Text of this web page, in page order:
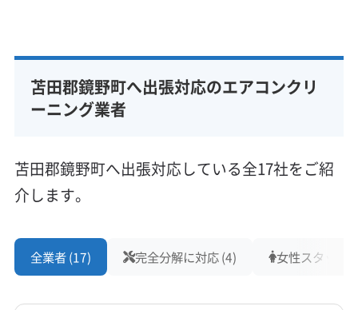
苫田郡鏡野町へ出張対応のエアコンクリ
ーニング業者
苫田郡鏡野町へ出張対応している全17社をご紹
介します。
全業者 (17) 完全分解に対応 (4) 女性スタッフ